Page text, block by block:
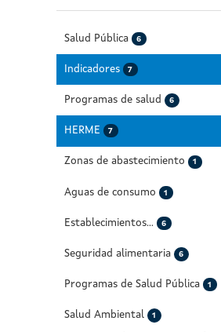
Salud Pública 6
Indicadores 7
Programas de salud 6
HERME 7
Zonas de abastecimiento 1
Aguas de consumo 1
Establecimientos... 6
Seguridad alimentaria 6
Programas de Salud Pública 1
Salud Ambiental 1